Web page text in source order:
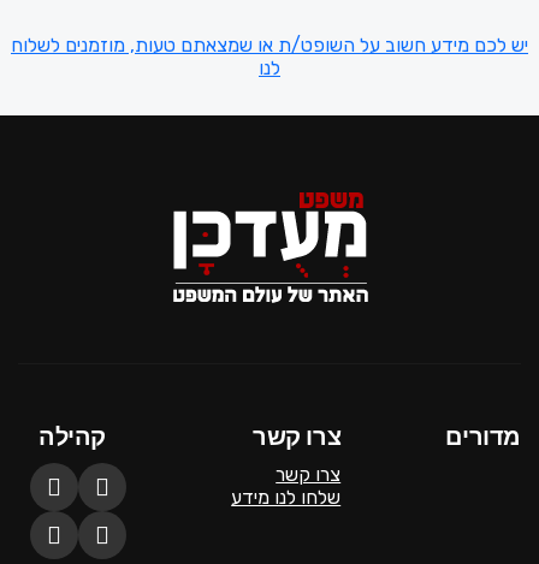
יש לכם מידע חשוב על השופט/ת או שמצאתם טעות, מוזמנים לשלוח
לנו
מדורים צרו קשר
צרו קשר
שלחו לנו מידע
קהילה